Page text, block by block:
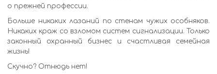
о прежней профессии.
Больше никаких лазаний по стенам чужих особняков.
Никаких краж со взломом систем сигнализации. Только
законный охранный бизнес и счастливая семейная
жизнь!
Скучно? Отнюдь нет!